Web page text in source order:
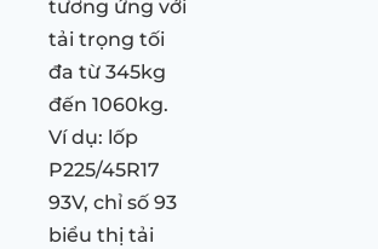
tương ứng với
tải trọng tối
đa từ 345kg
đến 1060kg.
Ví dụ: lốp
P225/45R17
93V, chỉ số 93
biểu thị tải